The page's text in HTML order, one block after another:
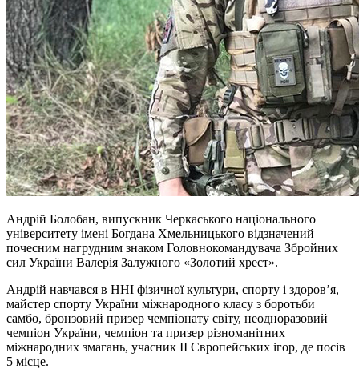
Андрій Болобан, випускник Черкаського національного
університету імені Богдана Хмельницького відзначений
почесним нагрудним знаком Головнокомандувача Збройних
сил України Валерія Залужного «Золотий хрест».
Андрій навчався в ННІ фізичної культури, спорту і здоров’я,
майстер спорту України міжнародного класу з боротьби
самбо, бронзовий призер чемпіонату світу, неодноразовий
чемпіон України, чемпіон та призер різноманітних
міжнародних змагань, учасник II Європейських ігор, де посів
5 місце.